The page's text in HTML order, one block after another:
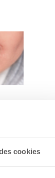
cookies
de
de la